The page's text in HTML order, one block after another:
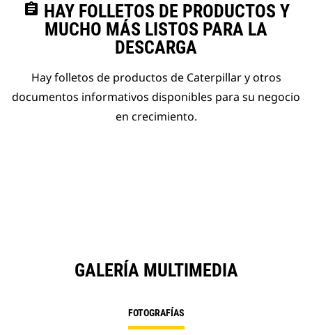
assignment HAY FOLLETOS DE PRODUCTOS Y
MUCHO MÁS LISTOS PARA LA
DESCARGA
Hay folletos de productos de Caterpillar y otros
documentos informativos disponibles para su negocio
en crecimiento.
GALERÍA MULTIMEDIA
FOTOGRAFÍAS